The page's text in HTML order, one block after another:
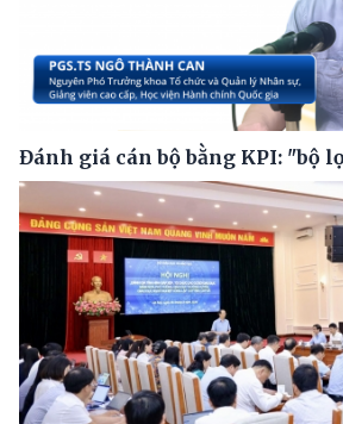
Đánh giá cán bộ bằng KPI: "bộ